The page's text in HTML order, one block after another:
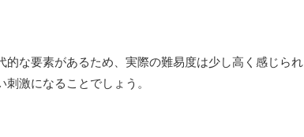
な要素があるため、実際の難易度は少し高く感じられ
激になることでしょう。